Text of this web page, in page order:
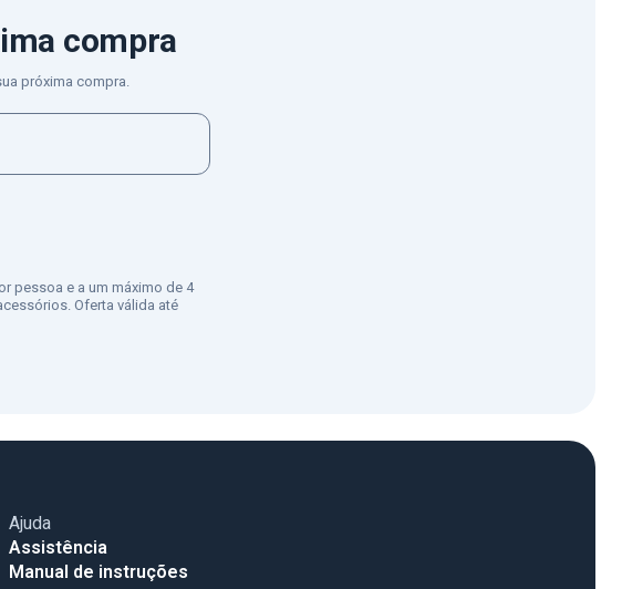
compra
próxima compra.
pessoa e a um máximo de 4
Oferta válida até
Ajuda
Assistência
Manual de instruções